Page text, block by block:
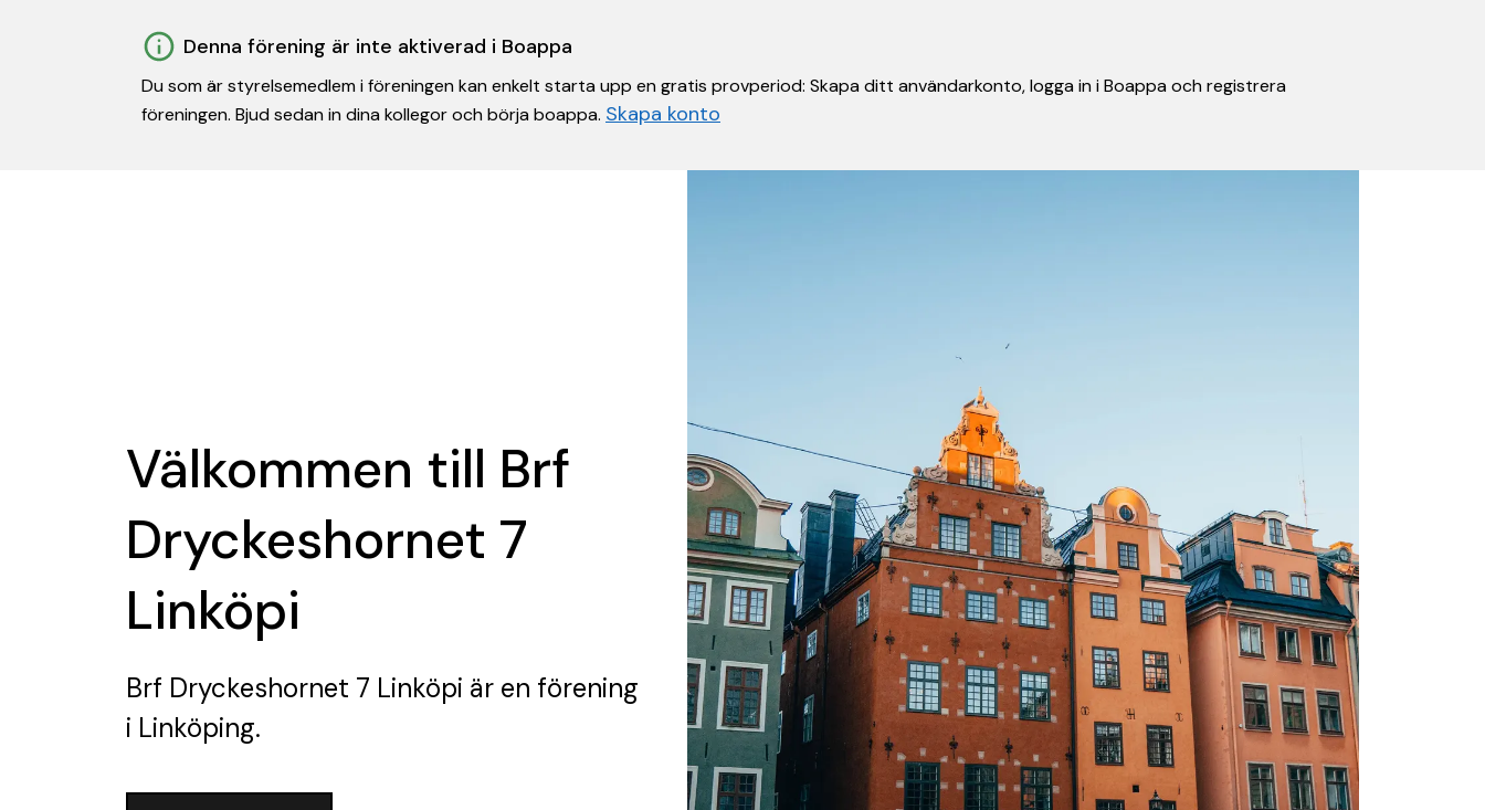
Denna förening är inte aktiverad i Boappa
Du som är styrelsemedlem i föreningen kan enkelt starta upp en gratis provperiod: Skapa ditt användarkonto, logga in i Boappa och registrera
föreningen. Bjud sedan in dina kollegor och börja boappa. Skapa konto
Välkommen till Brf
Dryckeshornet 7
Linköpi
Brf Dryckeshornet 7 Linköpi är en förening
i Linköping.